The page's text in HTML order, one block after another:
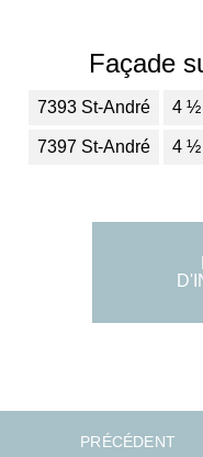
Façade
7393 St-André 4 ½
7397 St-André 4 ½
P R É C É D E N T